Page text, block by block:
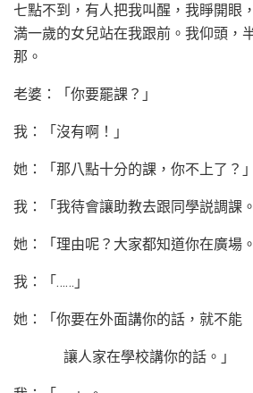
七點不到，有人把我叫醒，我睜開眼
満一歲的女兒站在我跟前。我仰頭，
那。
老婆：「你要罷課？」
我：「沒有啊！」
她：「那八點十分的課，你不上了？」
我：「我待會讓助教去跟同學説調課。
她：「理由呢？大家都知道你在廣場。
我：「……」
她：「你要在外面講你的話，就不能
讓人家在學校講你的話。」